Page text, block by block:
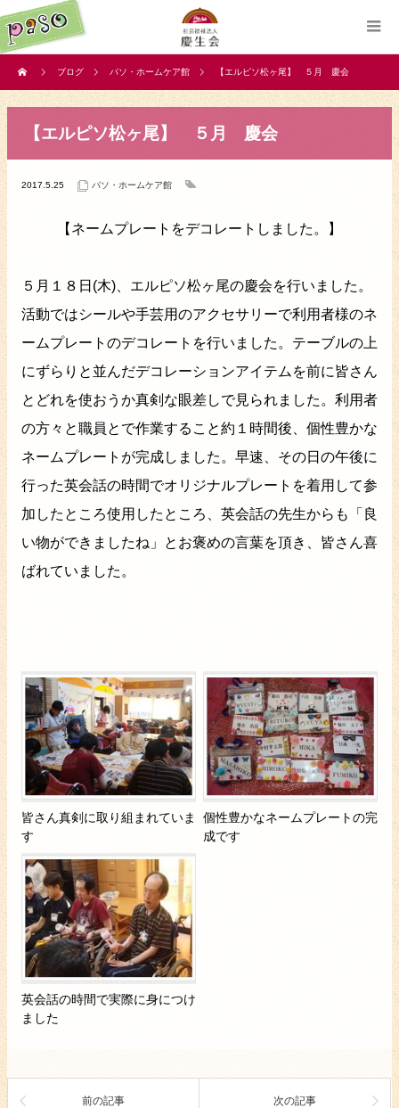
ブログ パソ・ホームケア館 【エルピソ松ヶ尾】 ５月 慶会
【エルピソ松ヶ尾】 ５月 慶会
2017.5.25 パソ・ホームケア館
【ネームプレートをデコレートしました。】
５月１８日(木)、エルピソ松ヶ尾の慶会を行いました。
活動ではシールや手芸用のアクセサリーで利用者様のネ
ームプレートのデコレートを行いました。テーブルの上
にずらりと並んだデコレーションアイテムを前に皆さん
とどれを使おうか真剣な眼差しで見られました。利用者
の方々と職員とで作業すること約１時間後、個性豊かな
ネームプレートが完成しました。早速、その日の午後に
行った英会話の時間でオリジナルプレートを着用して参
加したところ使用したところ、英会話の先生からも「良
い物ができましたね」とお褒めの言葉を頂き、皆さん喜
ばれていました。
皆さん真剣に取り組まれていま
す
個性豊かなネームプレートの完
成です
英会話の時間で実際に身につけ
ました
前の記事 次の記事